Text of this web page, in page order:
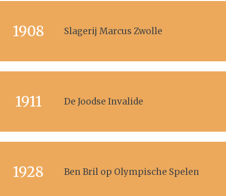
1908 Slagerij Marcus Zwolle
1911 De Joodse Invalide
1928 Ben Bril op Olympische Spelen